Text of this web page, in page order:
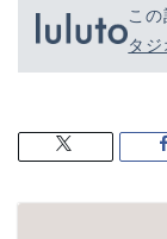
この
タジ